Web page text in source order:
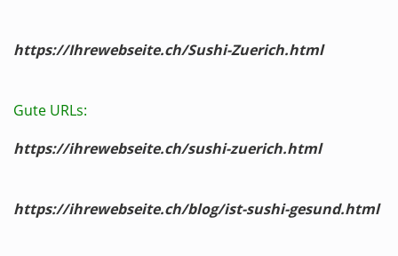
https://Ihrewebseite.ch/Sushi-Zuerich.html
Gute URLs:
https://ihrewebseite.ch/sushi-zuerich.html
https://ihrewebseite.ch/blog/ist-sushi-gesund.html